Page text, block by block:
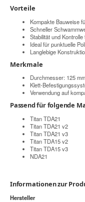
Vorteile
Kompakte Bauweise
Schneller
Stabilität und
Ideal für punktuelle
Langlebige
Merkmale
Durchmesser: 125
Klett-
Verwendung auf
Passend für folgende
Titan TDA21
Titan TDA21 v2
Titan TDA21 v3
Titan TDA15 v2
Titan TDA15 v3
NDA21
Informationen zur
Hersteller